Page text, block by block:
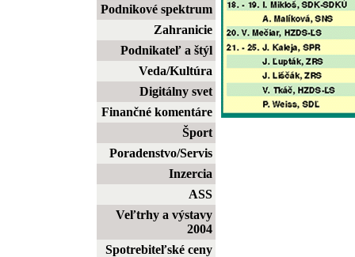
Podnikové spektrum
Zahranicie
Podnikateľ a štýl
Veda/Kultúra
Digitálny svet
Finančné komentáre
Šport
Poradenstvo/Servis
Inzercia
ASS
Veľtrhy a výstavy
2004
Spotrebiteľské ceny